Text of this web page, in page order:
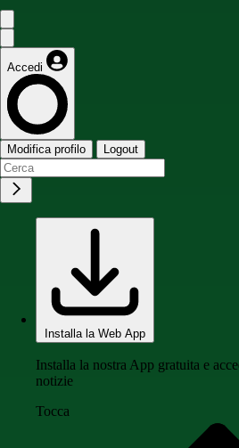
Accedi
Modifica profilo Logout
Installa la Web App
Installa la nostra App gratuita e
notizie
Tocca